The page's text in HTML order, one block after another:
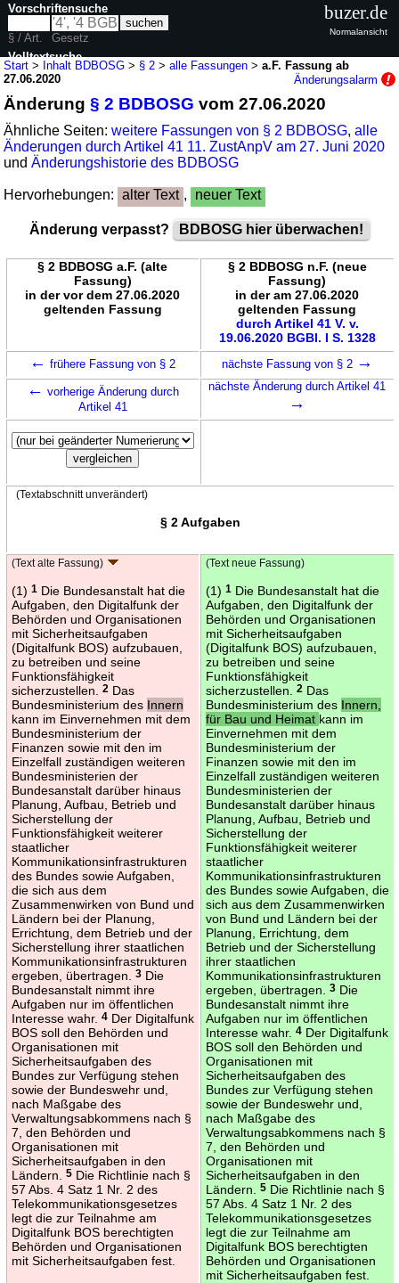
Start > Inhalt BDBOSG > § 2 >alle Fassungen >a.F. Fassung ab
27.06.2020
Änderungsalarm
Änderung§ 2 BDBOSG vom 27.06.2020
Ähnliche Seiten:weitere Fassungen von § 2 BDBOSG,alle
Änderungen durch Artikel 41 11. ZustAnpV am 27. Juni 2020
undÄnderungshistorie des BDBOSG
Hervorhebungen: alter Text , neuer Text
Änderung verpasst? BDBOSG hier überwachen!
§ 2 BDBOSG a.F. (alte
Fassung)
in der vor dem 27.06.2020
geltenden Fassung
§ 2 BDBOSG n.F. (neue
Fassung)
in der am 27.06.2020
geltenden Fassung
durch Artikel 41 V. v.
19.06.2020 BGBl. I S. 1328
← frühere Fassung von § 2 nächste Fassung von § 2 →
← vorherige Änderung durch
Artikel 41
nächste Änderung durch Artikel 41
→
(Textabschnitt unverändert)
§ 2 Aufgaben
(Text alte Fassung)
(1) 1Die Bundesanstalt hat die
Aufgaben, den Digitalfunk der
Behörden und Organisationen
mit Sicherheitsaufgaben
(Digitalfunk BOS) aufzubauen,
zu betreiben und seine
Funktionsfähigkeit
sicherzustellen.
2Das
Bundesministerium des Innern
kann im Einvernehmen mit dem
Bundesministerium der
Finanzen sowie mit den im
Einzelfall zuständigen weiteren
Bundesministerien der
Bundesanstalt darüber hinaus
Planung, Aufbau, Betrieb und
Sicherstellung der
Funktionsfähigkeit weiterer
staatlicher
Kommunikationsinfrastrukturen
des Bundes sowie Aufgaben,
die sich aus dem
Zusammenwirken von Bund und
Ländern bei der Planung,
Errichtung, dem Betrieb und der
Sicherstellung ihrer staatlichen
Kommunikationsinfrastrukturen
ergeben, übertragen.
3Die
Bundesanstalt nimmt ihre
Aufgaben nur im öffentlichen
Interesse wahr. 4Der Digitalfunk
BOS soll den Behörden und
Organisationen mit
Sicherheitsaufgaben des
Bundes zur Verfügung stehen
sowie der Bundeswehr und,
nach Maßgabe des
Verwaltungsabkommens nach §
7, den Behörden und
Organisationen mit
Sicherheitsaufgaben in den
Ländern.
5Die Richtlinie nach §
57 Abs. 4 Satz 1 Nr. 2 des
Telekommunikationsgesetzes
legt die zur Teilnahme am
Digitalfunk BOS berechtigten
Behörden und Organisationen
mit Sicherheitsaufgaben fest.
(Text neue Fassung)
(1) 1Die Bundesanstalt hat die
Aufgaben, den Digitalfunk der
Behörden und Organisationen
mit Sicherheitsaufgaben
(Digitalfunk BOS) aufzubauen,
zu betreiben und seine
Funktionsfähigkeit
sicherzustellen.
2Das
Bundesministerium des Innern,
für Bau und Heimat kann im
Einvernehmen mit dem
Bundesministerium der
Finanzen sowie mit den im
Einzelfall zuständigen weiteren
Bundesministerien der
Bundesanstalt darüber hinaus
Planung, Aufbau, Betrieb und
Sicherstellung der
Funktionsfähigkeit weiterer
staatlicher
Kommunikationsinfrastrukturen
des Bundes sowie Aufgaben, die
sich aus dem Zusammenwirken
von Bund und Ländern bei der
Planung, Errichtung, dem
Betrieb und der Sicherstellung
ihrer staatlichen
Kommunikationsinfrastrukturen
ergeben, übertragen.
3Die
Bundesanstalt nimmt ihre
Aufgaben nur im öffentlichen
Interesse wahr. 4Der Digitalfunk
BOS soll den Behörden und
Organisationen mit
Sicherheitsaufgaben des
Bundes zur Verfügung stehen
sowie der Bundeswehr und,
nach Maßgabe des
Verwaltungsabkommens nach §
7, den Behörden und
Organisationen mit
Sicherheitsaufgaben in den
Ländern.
5Die Richtlinie nach §
57 Abs. 4 Satz 1 Nr. 2 des
Telekommunikationsgesetzes
legt die zur Teilnahme am
Digitalfunk BOS berechtigten
Behörden und Organisationen
mit Sicherheitsaufgaben fest.
Vorschriftensuche
§ / Art.
Gesetz
Volltextsuche
buzer.de
Normalansicht